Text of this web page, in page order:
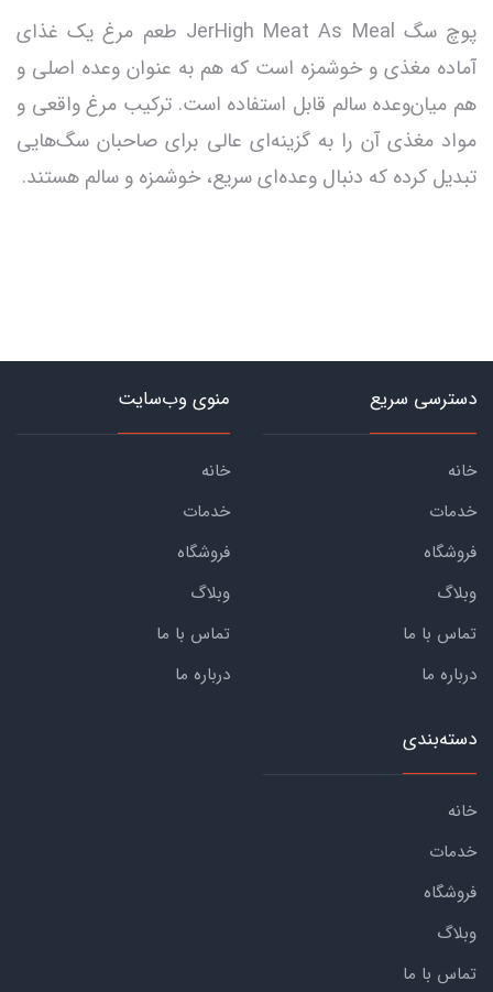
پوچ سگ JerHigh Meat As Meal طعم مرغ یک غذای
آماده مغذی و خوشمزه است که هم به عنوان وعده اصلی و
هم میان‌وعده سالم قابل استفاده است. ترکیب مرغ واقعی و
مواد مغذی آن را به گزینه‌ای عالی برای صاحبان سگ‌هایی
تبدیل کرده که دنبال وعده‌ای سریع، خوشمزه و سالم هستند.
دسترسی سریع
خانه
خدمات
فروشگاه
وبلاگ
تماس با ما
درباره ما
منوی وب‌سایت
خانه
خدمات
فروشگاه
وبلاگ
تماس با ما
درباره ما
دسته‌بندی
خانه
خدمات
فروشگاه
وبلاگ
تماس با ما